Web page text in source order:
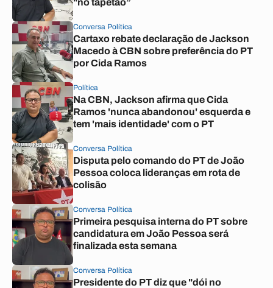
"no tapetão”
Conversa Política
Cartaxo rebate declaração de Jackson
Macedo à CBN sobre preferência do PT
por Cida Ramos
Política
Na CBN, Jackson afirma que Cida
Ramos 'nunca abandonou' esquerda e
tem 'mais identidade' com o PT
Conversa Política
Disputa pelo comando do PT de João
Pessoa coloca lideranças em rota de
colisão
Conversa Política
Primeira pesquisa interna do PT sobre
candidatura em João Pessoa será
finalizada esta semana
Conversa Política
Presidente do PT diz que "dói no